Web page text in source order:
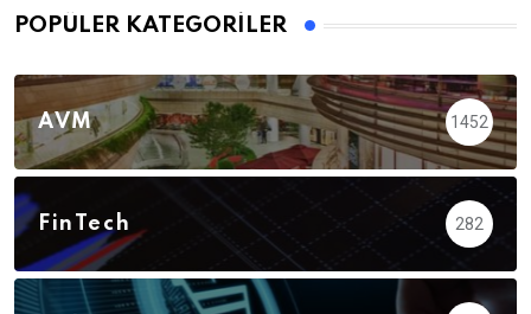
POPÜLER KATEGORILER
AVM 1452
FinTech 282